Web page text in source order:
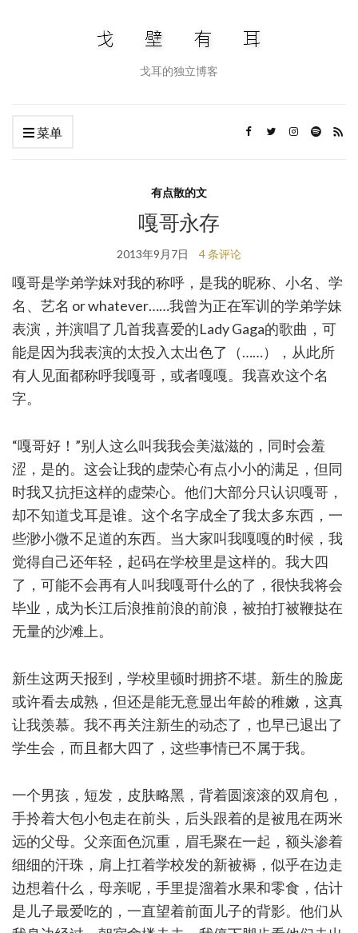
戈耳的独立博客
菜单
有点散的文
嘎哥永存
2013年9月7日 4 条评论
嘎哥是学弟学妹对我的称呼，是我的昵称、小名、学
名、艺名 or whatever……我曾为正在军训的学弟学妹
表演，并演唱了几首我喜爱的Lady Gaga的歌曲，可
能是因为我表演的太投入太出色了（……），从此所
有人见面都称呼我嘎哥，或者嘎嘎。我喜欢这个名
字。
“嘎哥好！”别人这么叫我我会美滋滋的，同时会羞
涩，是的。这会让我的虚荣心有点小小的满足，但同
时我又抗拒这样的虚荣心。他们大部分只认识嘎哥，
却不知道戈耳是谁。这个名字成全了我太多东西，一
些渺小微不足道的东西。当大家叫我嘎嘎的时候，我
觉得自己还年轻，起码在学校里是这样的。我大四
了，可能不会再有人叫我嘎哥什么的了，很快我将会
毕业，成为长江后浪推前浪的前浪，被拍打被鞭挞在
无量的沙滩上。
新生这两天报到，学校里顿时拥挤不堪。新生的脸庞
或许看去成熟，但还是能无意显出年龄的稚嫩，这真
让我羡慕。我不再关注新生的动态了，也早已退出了
学生会，而且都大四了，这些事情已不属于我。
一个男孩，短发，皮肤略黑，背着圆滚滚的双肩包，
手拎着大包小包走在前头，后头跟着的是被甩在两米
远的父母。父亲面色沉重，眉毛聚在一起，额头渗着
细细的汗珠，肩上扛着学校发的新被褥，似乎在边走
边想着什么，母亲呢，手里提溜着水果和零食，估计
是儿子最爱吃的，一直望着前面儿子的背影。他们从